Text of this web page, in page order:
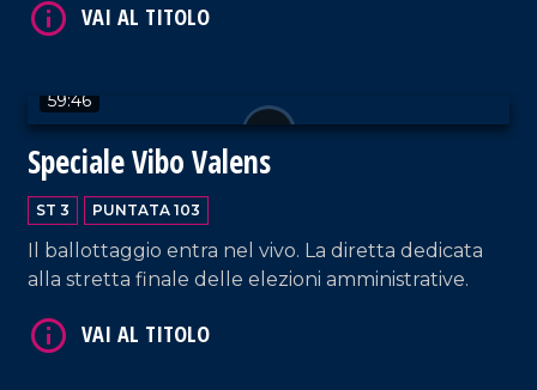
59:46
Speciale Vibo Valens
ST 3 PUNTATA 103
Il ballottaggio entra nel vivo. La diretta dedicata
alla stretta finale delle elezioni amministrative.
VAI AL TITOLO
VAI AL TITOLO